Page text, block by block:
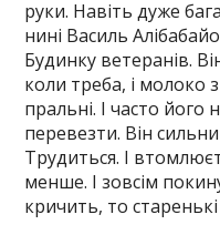
руки. Навіть дуже
нині Василь
Будинку ветеранів.
коли треба, і молоко
пральні. І часто
перевезти. Він
Трудиться. І
менше. І зовсім
кричить, то